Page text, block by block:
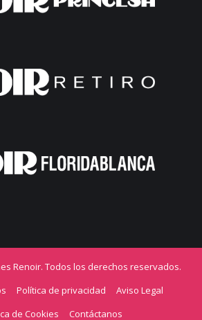
Renoir. Todos los derechos reservados.
Política de privacidad
Aviso Legal
de Cookies
Contáctanos